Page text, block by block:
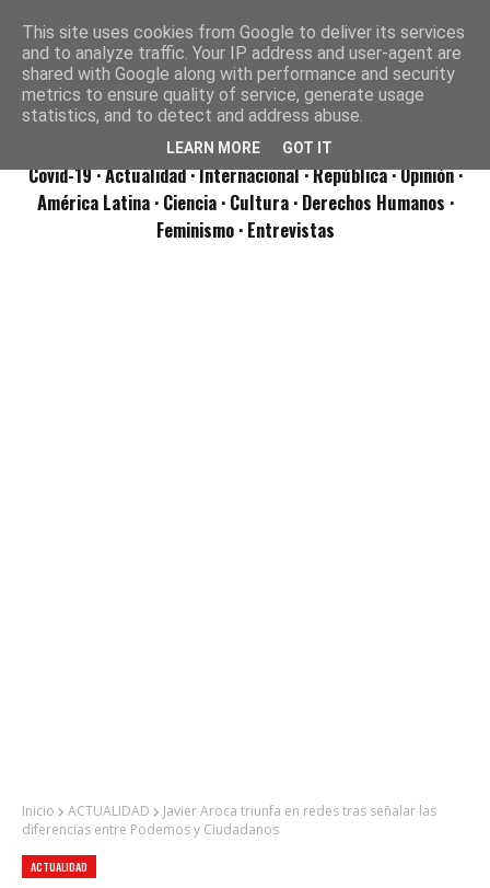
Covid-19· Actualidad· Internacional· República· Opinión·
América Latina · Ciencia · Cultura · Derechos Humanos ·
Feminismo · Entrevistas
Inicio ACTUALIDAD
Javier Aroca triunfa en redes tras señalar las
diferencias entre Podemos y Ciudadanos
ACTUALIDAD
This site uses cookies from Google to deliver its services
and to analyze traffic. Your IP address and user-agent are
shared with Google along with performance and security
metrics to ensure quality of service, generate usage
statistics, and to detect and address abuse.
LEARN MORE GOT IT